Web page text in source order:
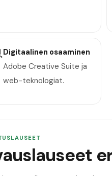
Digitaalinen osaaminen
Adobe Creative Suite ja
web-teknologiat.